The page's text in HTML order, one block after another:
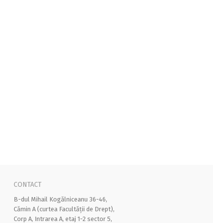
CONTACT
B-dul Mihail Kogălniceanu 36-46,
Cămin A (curtea Facultății de Drept),
Corp A, Intrarea A, etaj 1-2 sector 5,